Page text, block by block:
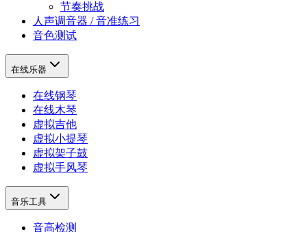
节奏挑战
人声调音器 / 音准练习
音色测试
在线乐器
在线钢琴
在线木琴
虚拟吉他
虚拟小提琴
虚拟架子鼓
虚拟手风琴
音乐工具
音高检测